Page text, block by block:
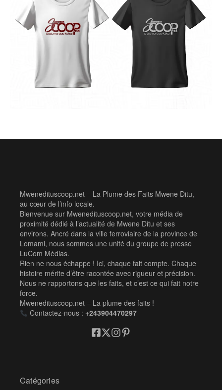
Mwenedituscoop.net – La Plume des Faits Mwene Ditu,
au cœur de l’info locale.
Bienvenue sur Mwenedituscoop.net, votre média de
proximité dédié à l’actualité de Mwene Ditu et ses
environs. Ancré dans la ville ferroviaire de la province de
Lomami, nous sommes une unité du groupe de presse
LuCom Médias.
Rien ne nous échappe ! Ici, chaque fait compte. Chaque
histoire mérite d’être racontée avec rigueur et précision.
Nous ne rapportons que les faits, et c’est ce qui fait notre
force.
Mwenedituscoop.net – La plume des faits !
Contactez-nous : +243904470297
Catégories